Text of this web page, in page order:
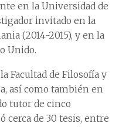
en la Universidad de
invitado en la
(2014-2015), y en la
Unido.
Facultad de Filosofía y
así como también en
tutor de cinco
cerca de 30 tesis, entre